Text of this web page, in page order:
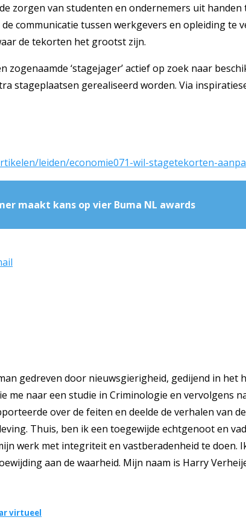
zorgen van studenten en ondernemers uit
communicatie tussen werkgevers en opleiding
de tekorten het grootst zijn.
zogenaamde ‘stagejager’ actief op zoek naar
stageplaatsen gerealiseerd worden. Via
leiden/economie071-wil-stagetekorten-
maakt kans op vier Buma NL awards
gedreven door nieuwsgierigheid, gedijend in
me naar een studie in Criminologie en
over de feiten en deelde de verhalen
Thuis, ben ik een toegewijde echtgenoot en
werk met integriteit en vastberadenheid te
aan de waarheid. Mijn naam is Harry
virtueel